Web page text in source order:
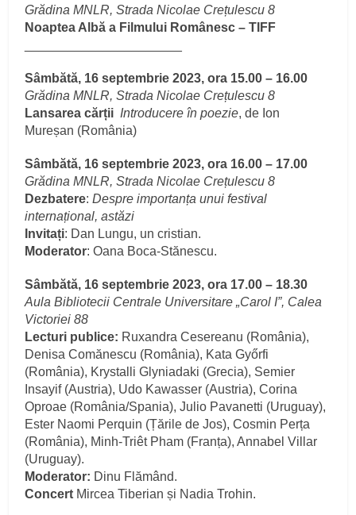
Grădina MNLR, Strada Nicolae Crețulescu 8
Noaptea Albă a Filmului Românesc – TIFF
Sâmbătă, 16 septembrie 2023, ora 15.00 – 16.00
Grădina MNLR, Strada Nicolae Crețulescu 8
Lansarea cărții Introducere în poezie, de Ion
Mureșan (România)
Sâmbătă, 16 septembrie 2023, ora 16.00 – 17.00
Grădina MNLR, Strada Nicolae Crețulescu 8
Dezbatere:Despre importanța unui festival
internațional, astăzi
Invitați: Dan Lungu, un cristian.
Moderator: Oana Boca-Stănescu.
Sâmbătă, 16 septembrie 2023, ora 17.00 – 18.30
Aula Bibliotecii Centrale Universitare „Carol I”, Calea
Victoriei 88
Lecturi publice: Ruxandra Cesereanu (România),
Denisa Comănescu (România), Kata Győrfi
(România), Krystalli Glyniadaki (Grecia), Semier
Insayif (Austria), Udo Kawasser (Austria), Corina
Oproae (România/Spania), Julio Pavanetti (Uruguay),
Ester Naomi Perquin (Țările de Jos), Cosmin Perța
(România), Minh-Triêt Pham (Franța), Annabel Villar
(Uruguay).
Moderator: Dinu Flămând.
Concert Mircea Tiberian și Nadia Trohin.